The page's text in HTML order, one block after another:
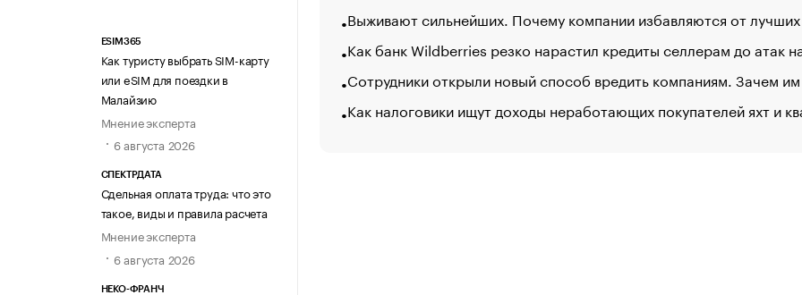
ESIM365
Как туристу выбрать SIM-карту
или eSIM для поездки в
Малайзию
Мнение эксперта
6 августа 2026
СПЕКТРДАТА
Сдельная оплата труда: что это
такое, виды и правила расчета
Мнение эксперта
6 августа 2026
НЕКО-ФРАНЧ
Выживают сильнейших. Почему компании избавляются от лучших
Как банк Wildberries резко нарастил кредиты селлерам до атак
Сотрудники открыли новый способ вредить компаниям. Зачем
Как налоговики ищут доходы неработающих покупателей яхт и